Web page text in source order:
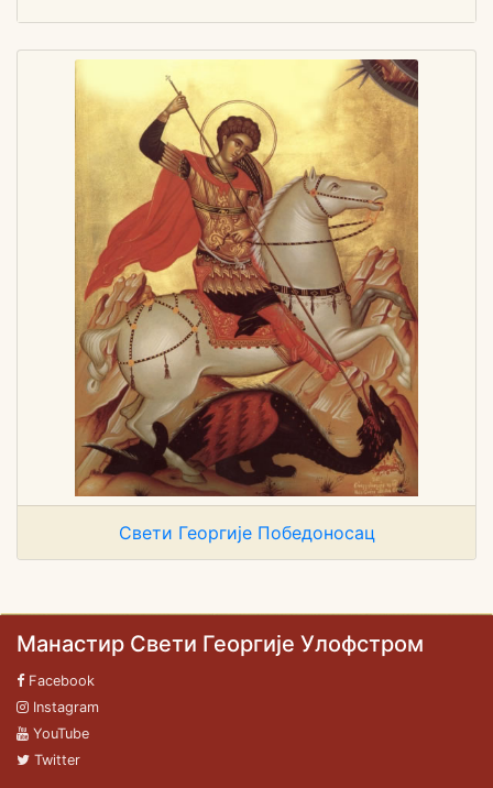
Свети Георгије Победоносац
Манастир Свети Георгије Улофстром
Facebook
Instagram
YouTube
Twitter